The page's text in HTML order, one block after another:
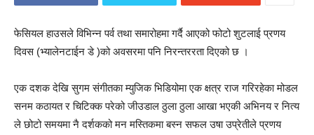
फेसियल हाउसले विभिन्न पर्व तथा समारोहमा गर्दै आएको फोटो शुटलाई प्रणय
दिवस (भ्यालेनटाईन डे )को अवसरमा पनि निरन्तररता दिएको छ ।
एक दशक देखि सुगम संगीतका म्युजिक भिडियोमा एक क्षत्र राज गरिरहेका मोडल
सनम कठायत र चिटिक्क परेको जीउडाल ठुला ठुला आखा भएकी अभिनय र नित्य
ले छोटो समयमा नै दर्शकको मन मस्तिकमा बस्न सफल उषा उप्रेतीले प्रणय